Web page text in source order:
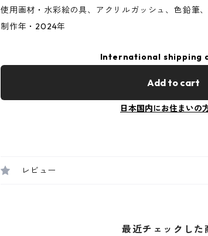
使用画材・水彩絵の具、アクリルガッシュ、色鉛筆
制作年・2024年
International shipping
Add to cart
日本国内にお住まいの
レビュー
最近チェックした